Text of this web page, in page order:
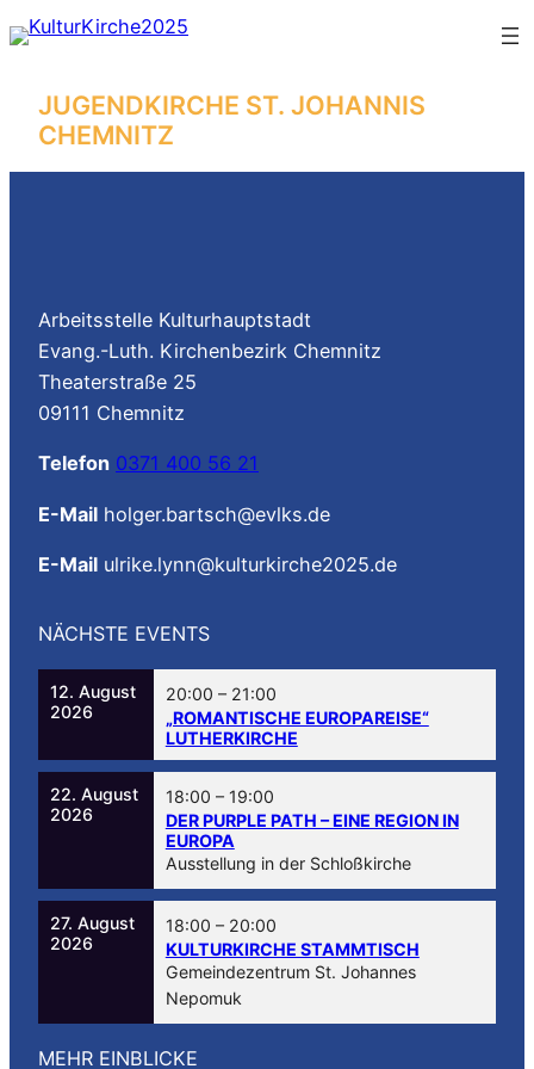
Zum
JUGENDKIRCHE ST. JOHANNIS
CHEMNITZ
Arbeitsstelle Kulturhauptstadt
Evang.-Luth. Kirchenbezirk Chemnitz
Theaterstraße 25
09111 Chemnitz
Telefon 0371 400 56 21
E-Mail holger.bartsch@evlks.de
E-Mail ulrike.lynn@kulturkirche2025.de
NÄCHSTE EVENTS
12. August
2026
20:00 –21:00
„ROMANTISCHE EUROPAREISE“
LUTHERKIRCHE
22. August
2026
18:00 –19:00
DER PURPLE PATH – EINE REGION IN
EUROPA
Ausstellung in der Schloßkirche
27. August
2026
18:00 –20:00
KULTURKIRCHE STAMMTISCH
Gemeindezentrum St. Johannes
Nepomuk
MEHR EINBLICKE